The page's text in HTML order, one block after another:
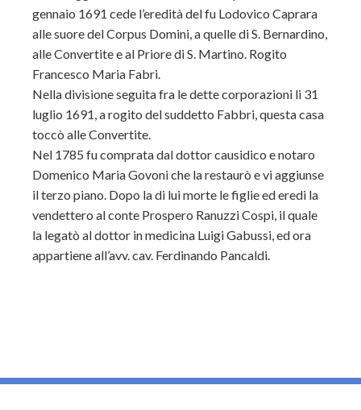
gennaio 1691 cede l’eredità del fu Lodovico Caprara
alle suore del Corpus Domini, a quelle di S. Bernardino,
alle Convertite e al Priore di S. Martino. Rogito
Francesco Maria Fabri.
Nella divisione seguita fra le dette corporazioni li 31
luglio 1691, a rogito del suddetto Fabbri, questa casa
toccò alle Convertite.
Nel 1785 fu comprata dal dottor causidico e notaro
Domenico Maria Govoni che la restaurò e vi aggiunse
il terzo piano. Dopo la di lui morte le figlie ed eredi la
vendettero al conte Prospero Ranuzzi Cospi, il quale
la legatò al dottor in medicina Luigi Gabussi, ed ora
appartiene all’avv. cav. Ferdinando Pancaldi.